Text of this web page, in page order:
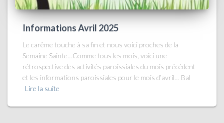
Informations Avril 2025
Le carême touche à sa fin et nous voici proches de la
Semaine Sainte…Comme tous les mois, voici une
rétrospective des activités paroissiales du mois précédent
et les informations paroissiales pour le mois d’avril… Bal
Lire la suite